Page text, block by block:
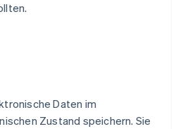
Daten im
Zustand speichern. Sie